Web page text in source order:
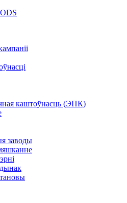
каштоўнасць (ЭПК)
заводы